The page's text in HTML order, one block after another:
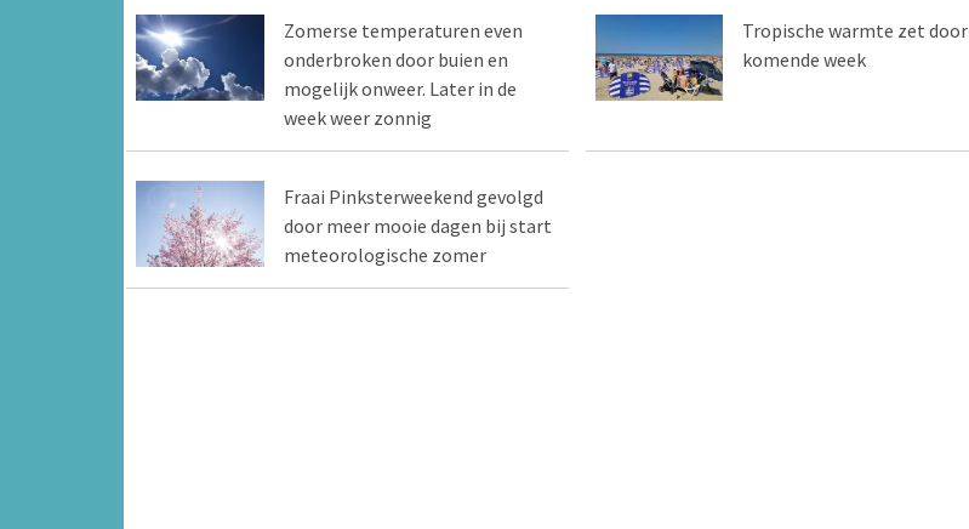
Zomerse temperaturen even
onderbroken door buien en
mogelijk onweer. Later in de
week weer zonnig
Tropische warmte zet door
komende week
Fraai Pinksterweekend gevolgd
door meer mooie dagen bij start
meteorologische zomer